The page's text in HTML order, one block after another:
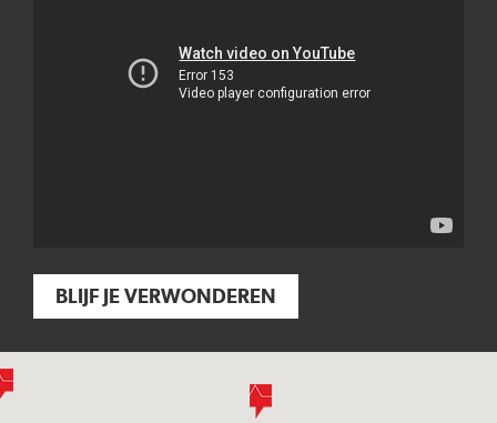
BLIJF JE VERWONDEREN